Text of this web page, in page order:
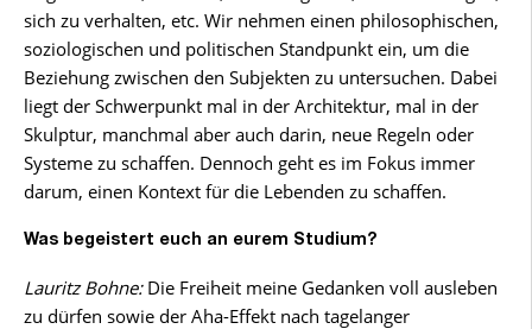
sich zu verhalten, etc. Wir nehmen einen philosophischen,
soziologischen und politischen Standpunkt ein, um die
Beziehung zwischen den Subjekten zu untersuchen. Dabei
liegt der Schwerpunkt mal in der Architektur, mal in der
Skulptur, manchmal aber auch darin, neue Regeln oder
Systeme zu schaffen. Dennoch geht es im Fokus immer
darum, einen Kontext für die Lebenden zu schaffen.
Was begeistert euch an eurem Studium?
Lauritz Bohne:Die Freiheit meine Gedanken voll ausleben
zu dürfen sowie der Aha-Effekt nach tagelanger